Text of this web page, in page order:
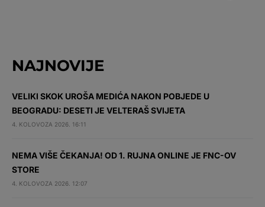
NAJNOVIJE
VELIKI SKOK UROŠA MEDIĆA NAKON POBJEDE U
BEOGRADU: DESETI JE VELTERAŠ SVIJETA
4. KOLOVOZA 2026. 16:11
NEMA VIŠE ČEKANJA! OD 1. RUJNA ONLINE JE FNC-OV
STORE
4. KOLOVOZA 2026. 12:07